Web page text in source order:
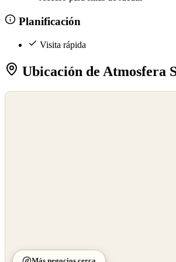
Planificación
Visita rápida
Ubicación de